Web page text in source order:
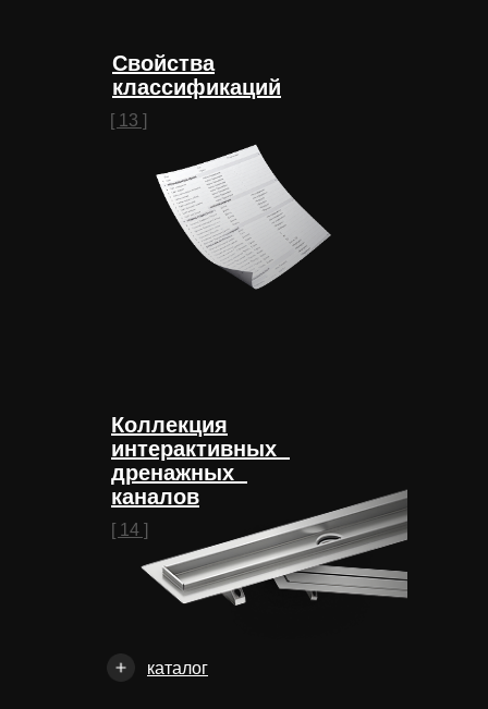
каталог
[ 14 ]
Коллекция
интерактивных
дренажных
каналов
[ 13 ]
Свойства
классификаций